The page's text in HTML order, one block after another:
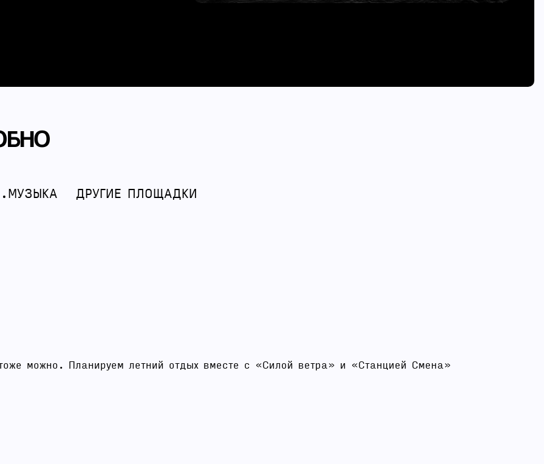
ДРУГИЕ ПЛОЩАДКИ
можно. Планируем летний отдых вместе с «Силой ветра» и «Станцией Смена»